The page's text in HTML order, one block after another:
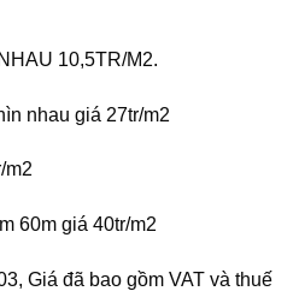
10,5TR/M2.
nhau giá 27tr/m2
m2
60m giá 40tr/m2
Giá đã bao gồm VAT và thuế